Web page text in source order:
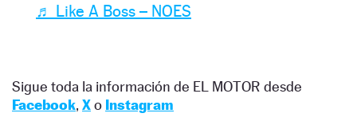
♬ Like A Boss – NOES
Sigue toda la información de EL MOTOR desde
Facebook, Xo Instagram